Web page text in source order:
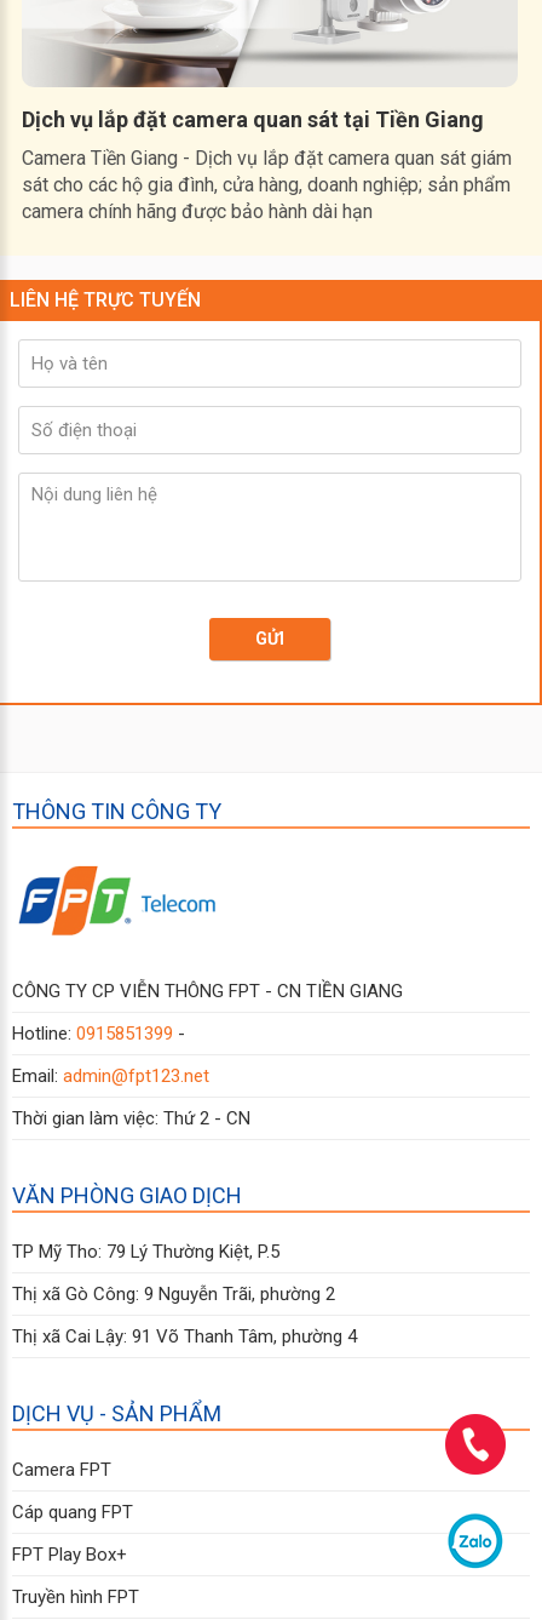
Dịch vụ lắp đặt camera quan sát tại Tiền Giang
Camera Tiền Giang - Dịch vụ lắp đặt camera quan sát giám
sát cho các hộ gia đình, cửa hàng, doanh nghiệp; sản phẩm
camera chính hãng được bảo hành dài hạn
LIÊN HỆ TRỰC TUYẾN
GỬI
THÔNG TIN CÔNG TY
CÔNG TY CP VIỄN THÔNG FPT - CN TIỀN GIANG
Hotline: 0915851399 -
Email: admin@fpt123.net
Thời gian làm việc: Thứ 2 - CN
VĂN PHÒNG GIAO DỊCH
TP Mỹ Tho: 79 Lý Thường Kiệt, P.5
Thị xã Gò Công: 9 Nguyễn Trãi, phường 2
Thị xã Cai Lậy: 91 Võ Thanh Tâm, phường 4
DỊCH VỤ - SẢN PHẨM
Camera FPT
Cáp quang FPT
FPT Play Box+
Truyền hình FPT